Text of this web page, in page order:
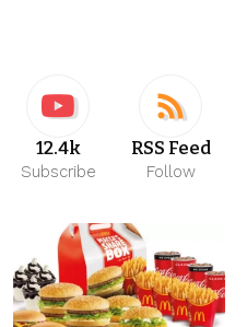
12.4k
Subscribe
RSS Feed
Follow